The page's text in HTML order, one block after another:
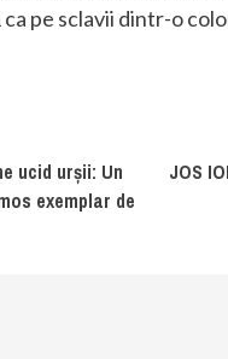
pe sclavii dintr-o
ucid urșii: Un
exemplar de
JOS